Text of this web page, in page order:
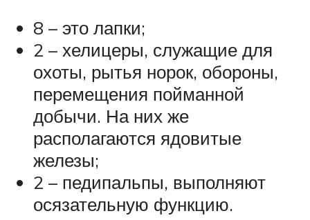
8 – это лапки;
2 – хелицеры, служащие для
охоты, рытья норок, обороны,
перемещения пойманной
добычи. На них же
располагаются ядовитые
железы;
2 – педипальпы, выполняют
осязательную функцию.